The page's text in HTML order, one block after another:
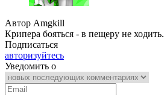
Автор Amgkill
Крипера бояться - в пещеру не ходить.
Подписаться
авторизуйтесь
Уведомить о